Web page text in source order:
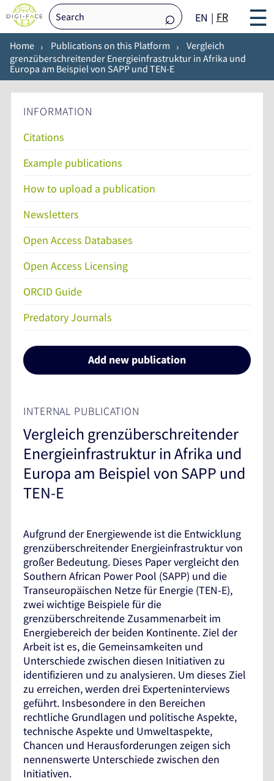
EN FR ☰
Home Publications on this Platform
Vergleich
grenzüberschreitender Energieinfrastruktur in Afrika und
Europa am Beispiel von SAPP und TEN-E
INFORMATION
Citations
Example publications
How to upload a publication
Newsletters
Open Access Databases
Open Access Licensing
ORCID Guide
Predatory Journals
Add new publication
INTERNAL PUBLICATION
Vergleich grenzüberschreitender
Energieinfrastruktur in Afrika und
Europa am Beispiel von SAPP und
TEN-E
Aufgrund der Energiewende ist die Entwicklung
grenzüberschreitender Energieinfrastruktur von
großer Bedeutung. Dieses Paper vergleicht den
Southern African Power Pool (SAPP) und die
Transeuropäischen Netze für Energie (TEN-E),
zwei wichtige Beispiele für die
grenzüberschreitende Zusammenarbeit im
Energiebereich der beiden Kontinente. Ziel der
Arbeit ist es, die Gemeinsamkeiten und
Unterschiede zwischen diesen Initiativen zu
identifizieren und zu analysieren. Um dieses Ziel
zu erreichen, werden drei Experteninterviews
geführt. Insbesondere in den Bereichen
rechtliche Grundlagen und politische Aspekte,
technische Aspekte und Umweltaspekte,
Chancen und Herausforderungen zeigen sich
nennenswerte Unterschiede zwischen den
Initiativen.